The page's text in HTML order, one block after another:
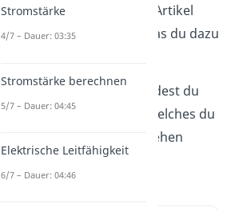
Elektrotechnik. In diesem Artikel
lernst du alles wichtige, was du dazu
Den kompletten Inhalt findest du
auch in unserem
, welches du
dir gerne stattdessen ansehen
kannst.
Stromstärke
4/7 – Dauer: 03:35
Stromstärke berechnen
5/7 – Dauer: 04:45
Elektrische Leitfähigkeit
6/7 – Dauer: 04:46